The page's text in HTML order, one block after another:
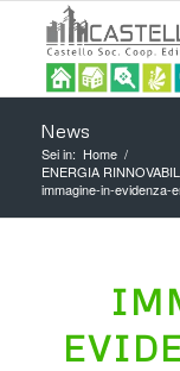
News
Sei in: Home /
ENERGIA
immagine-in-evidenza-